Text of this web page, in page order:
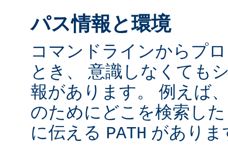
パス情報と環境
コマンドラインからプ
とき、 意識しなくても
報があります。 例えば
のためにどこを検索し
に伝える PATH がありま